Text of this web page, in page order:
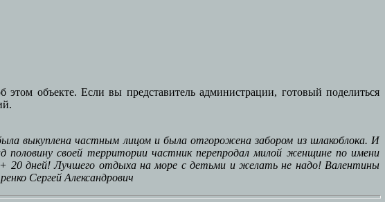
объекте. Если вы представитель администрации, готовый поделиться
выкуплена частным лицом и была отгорожена забором из шлакоблока. И
своей территории частник перепродал милой женщине по имени
20 дней! Лучшего отдыха на море с детьми и желать не надо! Валентины
Сергей Александрович